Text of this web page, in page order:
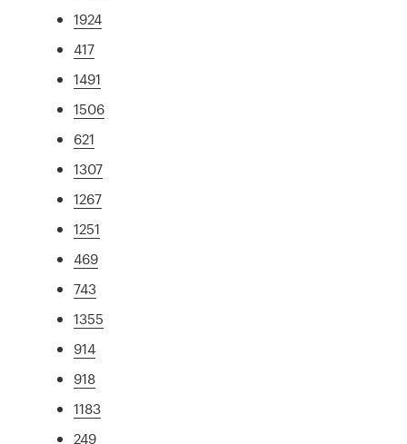
1924
417
1491
1506
621
1307
1267
1251
469
743
1355
914
918
1183
249